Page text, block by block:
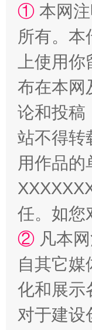
漫山遍野的桃花
招工难
① 本网
所有。本
上使用
布在本网
论和投稿
站不得转
用作品的
任。如您
② 凡本
自其它
化和展示
对于建设